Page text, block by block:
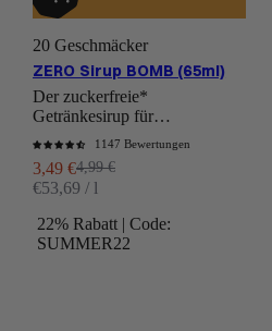
20 Geschmäcker
ZERO Sirup BOMB (65ml)
Der zuckerfreie*
Getränkesirup für
Abwechslung bei Deinem
Getränkemanagement.
1147 Bewertungen
Angebot
3,49 €Regulärer Preis
4,99 €
€53,69 / l
22% Rabatt | Code:
SUMMER22